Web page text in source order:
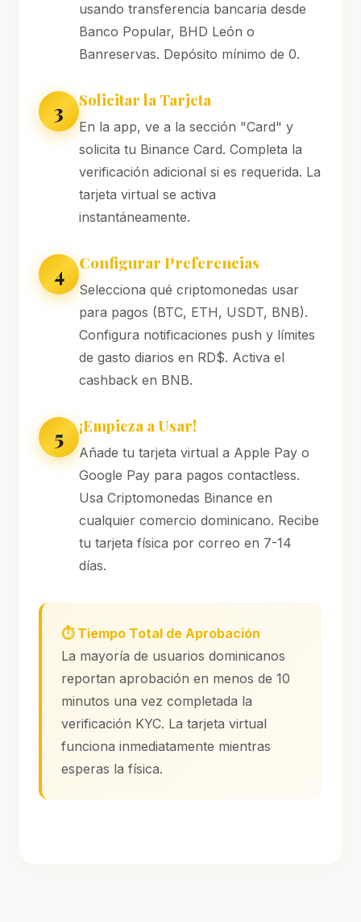
usando transferencia bancaria desde
Banco Popular, BHD León o
Banreservas. Depósito mínimo de 0.
3 Solicitar la Tarjeta
En la app, ve a la sección "Card" y
solicita tu Binance Card. Completa la
verificación adicional si es requerida. La
tarjeta virtual se activa
instantáneamente.
4 Configurar Preferencias
Selecciona qué criptomonedas usar
para pagos (BTC, ETH, USDT, BNB).
Configura notificaciones push y límites
de gasto diarios en RD$. Activa el
cashback en BNB.
5 ¡Empieza a Usar!
Añade tu tarjeta virtual a Apple Pay o
Google Pay para pagos contactless.
Usa Criptomonedas Binance en
cualquier comercio dominicano. Recibe
tu tarjeta física por correo en 7-14
días.
⏱️ Tiempo Total de Aprobación
La mayoría de usuarios dominicanos
reportan aprobación en menos de 10
minutos una vez completada la
verificación KYC. La tarjeta virtual
funciona inmediatamente mientras
esperas la física.